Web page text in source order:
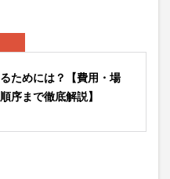
ためには？【費用・場
序まで徹底解説】